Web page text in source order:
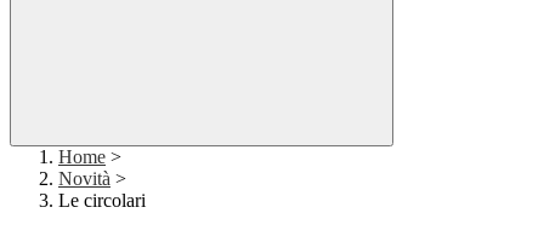
Home >
Novità >
Le circolari